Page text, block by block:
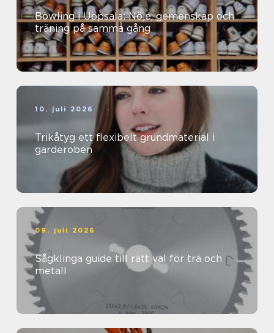
Bowling i Uppsala: Nöje, gemenskap och
träning på samma gång
10. juli 2026
Trikåtyg ett flexibelt grundmaterial i
garderoben
09. juli 2026
Sågklinga guide till rätt val för trä och
metall